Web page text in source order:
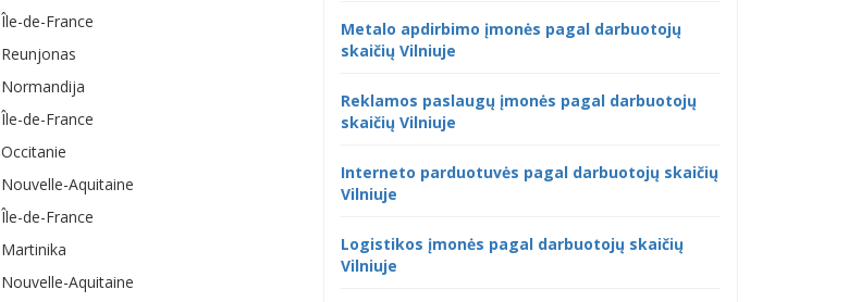
Île-de-France
Reunjonas
Normandija
Île-de-France
Occitanie
Nouvelle-Aquitaine
Île-de-France
Martinika
Nouvelle-Aquitaine
Metalo apdirbimo įmonės pagal darbuotojų
skaičių Vilniuje
Reklamos paslaugų įmonės pagal darbuotojų
skaičių Vilniuje
Interneto parduotuvės pagal darbuotojų skaičių
Vilniuje
Logistikos įmonės pagal darbuotojų skaičių
Vilniuje